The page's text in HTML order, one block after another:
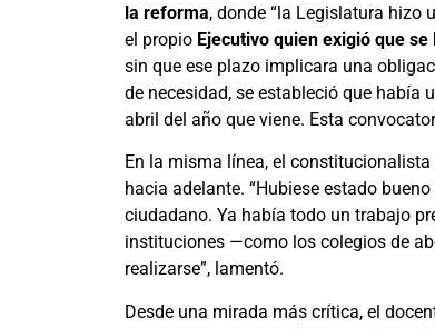
la reforma, donde “la Legislatura hizo
el propio Ejecutivo quien exigió que
sin que ese plazo implicara una
de necesidad, se estableció que había
abril del año que viene. Esta
En la misma línea, el constitucionalista
hacia adelante. “Hubiese estado
ciudadano. Ya había todo un trabajo
instituciones —como los colegios de
realizarse”, lamentó.
Desde una mirada más crítica, el